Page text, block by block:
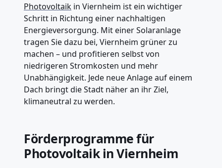
Photovoltaik in Viernheim ist ein wichtiger
Schritt in Richtung einer nachhaltigen
Energieversorgung. Mit einer Solaranlage
tragen Sie dazu bei, Viernheim grüner zu
machen – und profitieren selbst von
niedrigeren Stromkosten und mehr
Unabhängigkeit. Jede neue Anlage auf einem
Dach bringt die Stadt näher an ihr Ziel,
klimaneutral zu werden.
Förderprogramme für
Photovoltaik in Viernheim